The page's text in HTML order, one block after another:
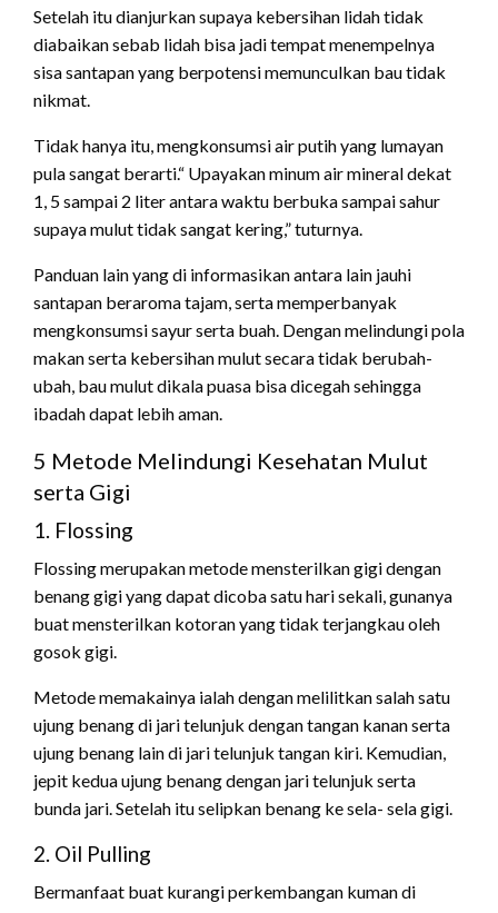
Setelah itu dianjurkan supaya kebersihan lidah tidak
diabaikan sebab lidah bisa jadi tempat menempelnya
sisa santapan yang berpotensi memunculkan bau tidak
nikmat.
Tidak hanya itu, mengkonsumsi air putih yang lumayan
pula sangat berarti.“ Upayakan minum air mineral dekat
1, 5 sampai 2 liter antara waktu berbuka sampai sahur
supaya mulut tidak sangat kering,” tuturnya.
Panduan lain yang di informasikan antara lain jauhi
santapan beraroma tajam, serta memperbanyak
mengkonsumsi sayur serta buah. Dengan melindungi pola
makan serta kebersihan mulut secara tidak berubah-
ubah, bau mulut dikala puasa bisa dicegah sehingga
ibadah dapat lebih aman.
5 Metode Melindungi Kesehatan Mulut
serta Gigi
1. Flossing
Flossing merupakan metode mensterilkan gigi dengan
benang gigi yang dapat dicoba satu hari sekali, gunanya
buat mensterilkan kotoran yang tidak terjangkau oleh
gosok gigi.
Metode memakainya ialah dengan melilitkan salah satu
ujung benang di jari telunjuk dengan tangan kanan serta
ujung benang lain di jari telunjuk tangan kiri. Kemudian,
jepit kedua ujung benang dengan jari telunjuk serta
bunda jari. Setelah itu selipkan benang ke sela- sela gigi.
2. Oil Pulling
Bermanfaat buat kurangi perkembangan kuman di